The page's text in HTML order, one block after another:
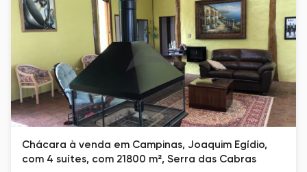
Chácara à venda em Campinas, Joaquim Egídio,
com 4 suítes, com 21800 m², Serra das Cabras